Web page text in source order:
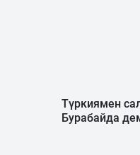
Түркиямен
Бурабайда